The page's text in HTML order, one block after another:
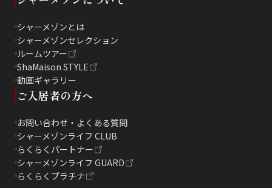
シャーメゾンとは
シャーメゾンセレクション
ルームツアー
ShaMaison STYLE
動画ギャラリー
ご入居者の方へ
お問い合わせ・よくある質問
シャーメゾンライフ CLUB
らくらくパートナー
シャーメゾンライフ GUARD
らくらくプラチナ